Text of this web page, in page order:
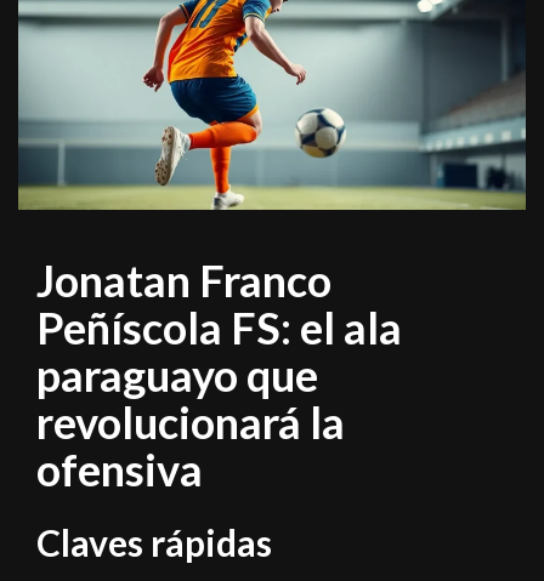
Jonatan Franco
Peñíscola FS: el ala
paraguayo que
revolucionará la
ofensiva
Claves rápidas